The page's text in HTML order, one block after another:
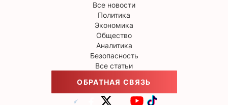
Все новости
Политика
Экономика
Общество
Аналитика
Безопасность
Все статьи
ОБРАТНАЯ СВЯЗЬ